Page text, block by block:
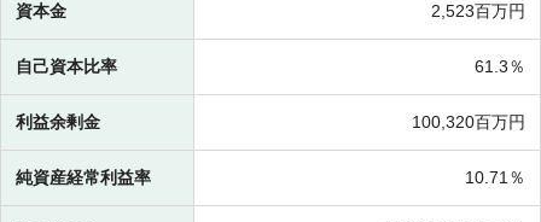
資本金 2,523百万円
自己資本比率 61.3％
利益余剰金 100,320百万円
純資産経常利益率 10.71％